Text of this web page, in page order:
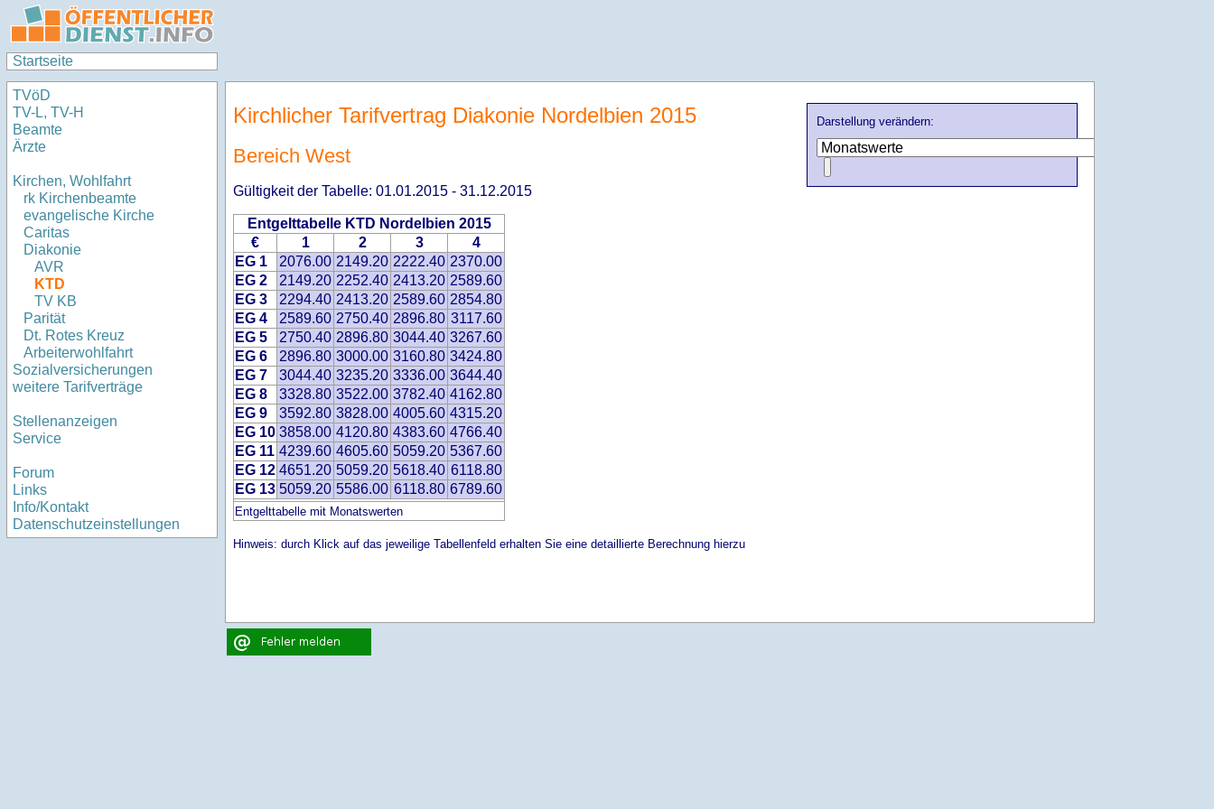
Startseite
TVöD
TV-L, TV-H
Beamte
Ärzte
Kirchen, Wohlfahrt
rk Kirchenbeamte
evangelische Kirche
Caritas
Diakonie
AVR
KTD
TV KB
Parität
Dt. Rotes Kreuz
Arbeiterwohlfahrt
Sozialversicherungen
weitere Tarifverträge
Stellenanzeigen
Service
Forum
Links
Info/Kontakt
Datenschutzeinstellungen
Darstellung verändern:
Kirchlicher Tarifvertrag Diakonie Nordelbien 2015
Bereich West
Gültigkeit der Tabelle: 01.01.2015 - 31.12.2015
Entgelttabelle KTD Nordelbien 2015
€
1 2 3
4
EG 1
2076.00 2149.20 2222.40 2370.00
EG 2
2149.20 2252.40 2413.20 2589.60
EG 3
2294.40 2413.20 2589.60 2854.80
EG 4
2589.60 2750.40 2896.80 3117.60
EG 5
2750.40 2896.80 3044.40 3267.60
EG 6
2896.80 3000.00 3160.80 3424.80
EG 7
3044.40 3235.20 3336.00 3644.40
EG 8
3328.80 3522.00 3782.40 4162.80
EG 9
3592.80 3828.00 4005.60 4315.20
EG 10 3858.00 4120.80 4383.60 4766.40
EG 11 4239.60 4605.60 5059.20 5367.60
EG 12 4651.20 5059.20 5618.40 6118.80
EG 13 5059.20 5586.00 6118.80 6789.60
Entgelttabelle mit Monatswerten
Hinweis: durch Klick auf das jeweilige Tabellenfeld erhalten Sie eine detaillierte Berechnung hierzu